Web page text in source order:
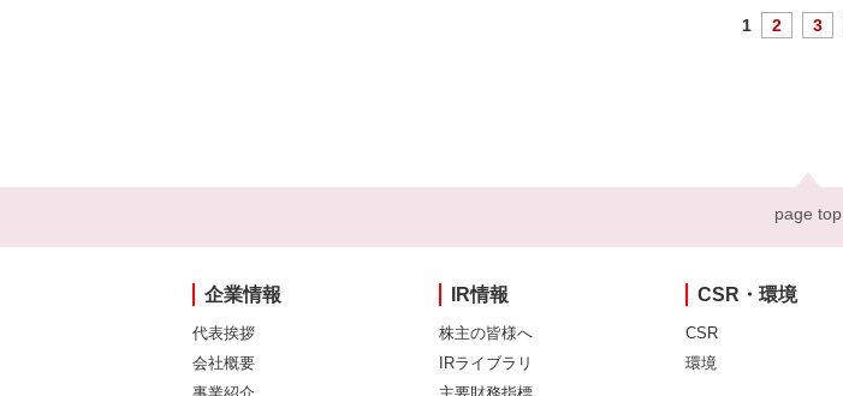
1 2 3
page top
企業情報
代表挨拶
会社概要
IR情報
株主の皆様へ
IRライブラリ
CSR・環境
CSR
環境